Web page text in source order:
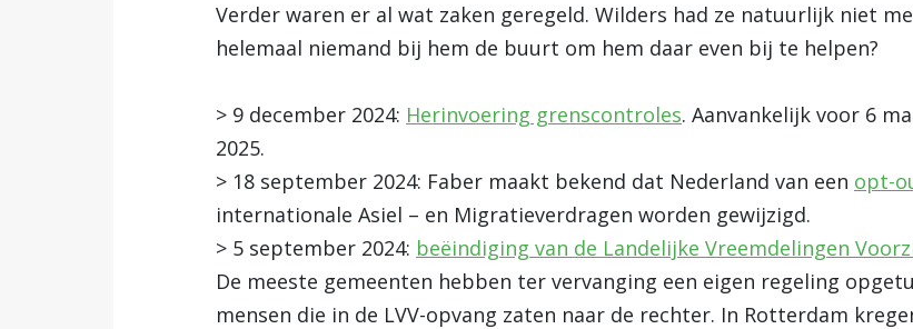
Verder waren er al wat zaken geregeld. Wilders had ze natuurlijk niet
helemaal niemand bij hem de buurt om hem daar even bij te helpen?
> 9 december 2024: Herinvoering grenscontroles. Aanvankelijk voor 6
2025.
> 18 september 2024: Faber maakt bekend dat Nederland van een opt-
internationale Asiel – en Migratieverdragen worden gewijzigd.
> 5 september 2024: beëindiging van de Landelijke Vreemdelingen
De meeste gemeenten hebben ter vervanging een eigen regeling
mensen die in de LVV-opvang zaten naar de rechter. In Rotterdam